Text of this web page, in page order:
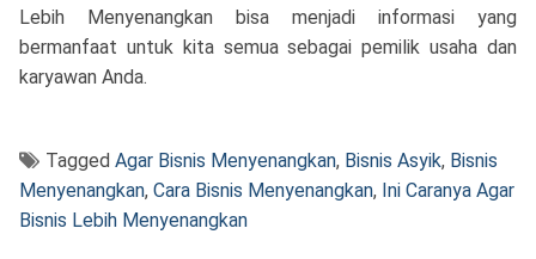
Lebih Menyenangkan bisa menjadi informasi yang
bermanfaat untuk kita semua sebagai pemilik usaha dan
karyawan Anda.
Tagged Agar Bisnis Menyenangkan, Bisnis Asyik, Bisnis
Menyenangkan, Cara Bisnis Menyenangkan, Ini Caranya Agar
Bisnis Lebih Menyenangkan